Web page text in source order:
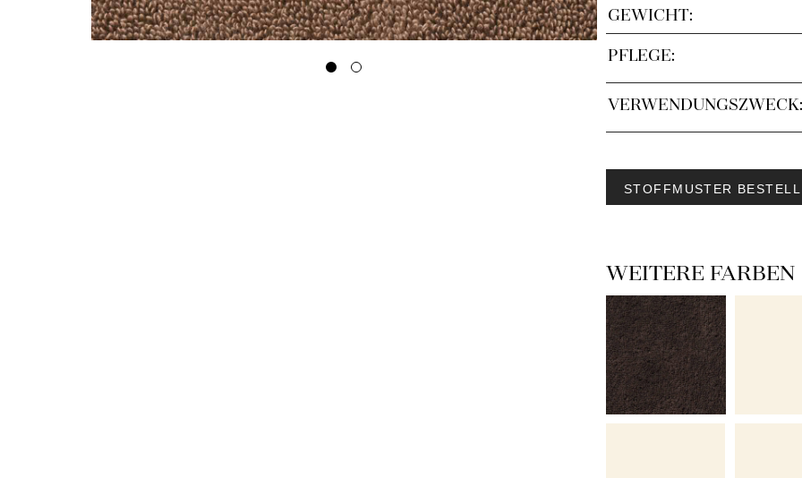
GEWICHT:
PFLEGE:
VERWENDUNGSZWECK:
STOFFMUSTER
WEITERE FARBEN